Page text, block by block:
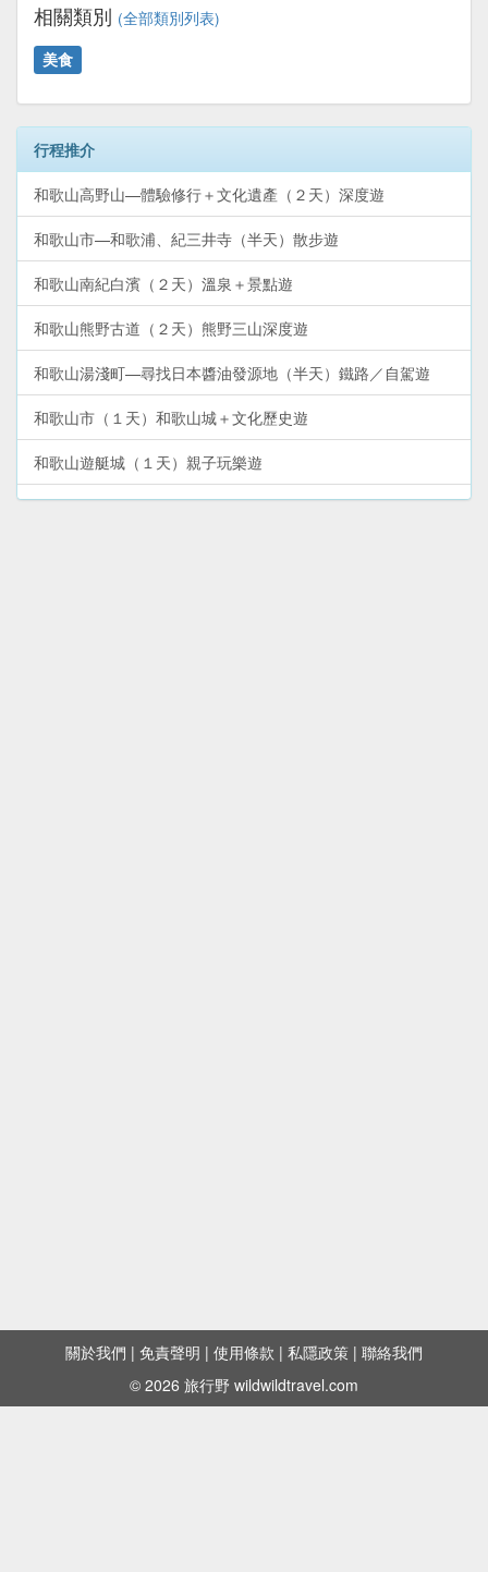
相關類別 (全部類別列表)
美食
行程推介
和歌山高野山—體驗修行＋文化遺產（２天）深度遊
和歌山市—和歌浦、紀三井寺（半天）散步遊
和歌山南紀白濱（２天）溫泉＋景點遊
和歌山熊野古道（２天）熊野三山深度遊
和歌山湯淺町—尋找日本醬油發源地（半天）鐵路／自駕遊
和歌山市（１天）和歌山城＋文化歷史遊
和歌山遊艇城（１天）親子玩樂遊
和歌山熊野古道—勝浦、新宮、那智山（２天）溫泉＋文化遺
關於我們 | 免責聲明 | 使用條款 | 私隱政策 | 聯絡我們
© 2026 旅行野 wildwildtravel.com